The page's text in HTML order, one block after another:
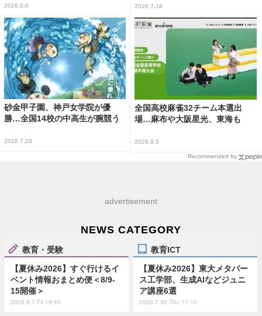
2026.8.6 2026.7.16
砂金甲子園、神戸女学院が優
勝…全国14校の中高生が腕競う
2026.7.29
全国高校麻雀32チーム本選出
場…麻布や大阪星光、東海も
2026.8.5
Recommended by
advertisement
NEWS CATEGORY
教育・受験
【夏休み2026】すぐ行けるイ
ベント情報おまとめ便＜8/9-
15開催＞
2026.8.7 Fri 19:45
教育ICT
【夏休み2026】東大メタバー
ス工学部、生成AIなどジュニ
ア講座6選
2026.7.30 Thu 11:15